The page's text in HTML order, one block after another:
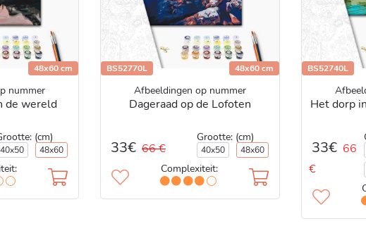
48x60 cm
nummer
de wereld
(cm)
40x50 48x60
BS52770L 48x60 cm
Afbeeldingen op nummer
Dageraad op de Lofoten
33€ 66 €
Grootte: (cm)
40x50 48x60
Complexiteit:
BS52740L
Het dorp
33€ 66
€